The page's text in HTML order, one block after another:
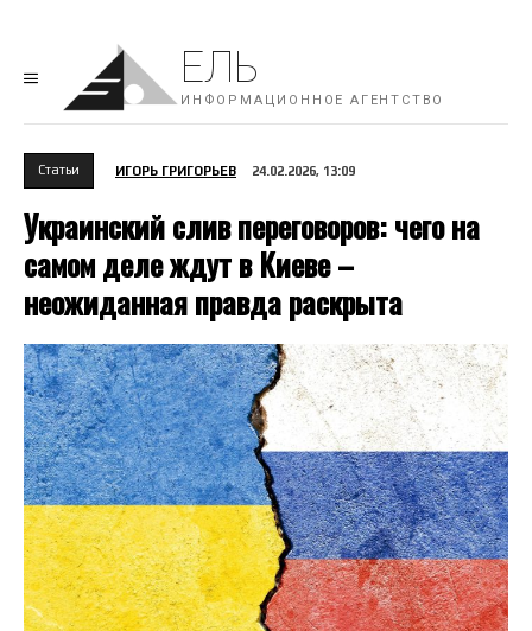
ЕЛЬ
ИНФОРМАЦИОННОЕ АГЕНТСТВО
Cтатьи ИГОРЬ ГРИГОРЬЕВ 24.02.2026, 13:09
Украинский слив переговоров: чего на
самом деле ждут в Киеве –
неожиданная правда раскрыта